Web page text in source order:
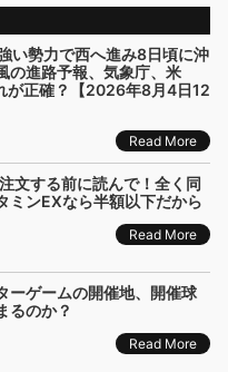
い勢力で西へ進み8日頃に沖
の進路予報、気象庁、米
が正確？【2026年8月4日12
Read More
文する前に読んで！全く同
ミンEXなら半額以下だから
Read More
ーゲームの開催地、開催球
るのか？
Read More